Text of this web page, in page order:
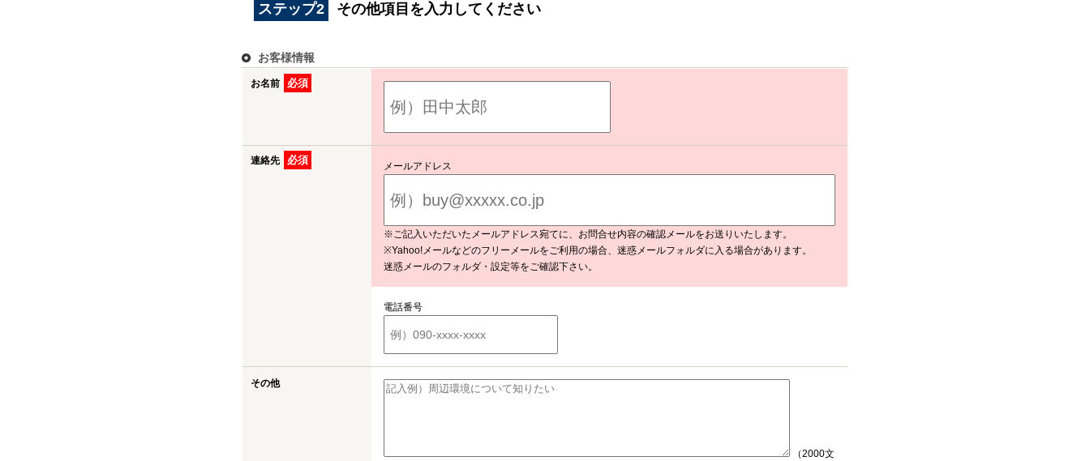
ステップ2 その他項目を入力してください
お客様情報
お名前 必須
連絡先 必須 メールアドレス
※ご記入いただいたメールアドレス宛てに、お問合せ内容の確認メールをお送りいたします。
※Yahoo!メールなどのフリーメールをご利用の場合、迷惑メールフォルダに入る場合があります。
迷惑メールのフォルダ・設定等をご確認下さい。
電話番号
その他
（2000文